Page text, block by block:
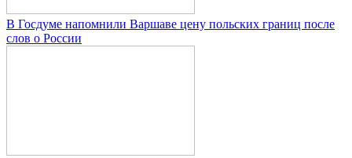
В Госдуме напомнили Варшаве цену польских границ после
слов о России